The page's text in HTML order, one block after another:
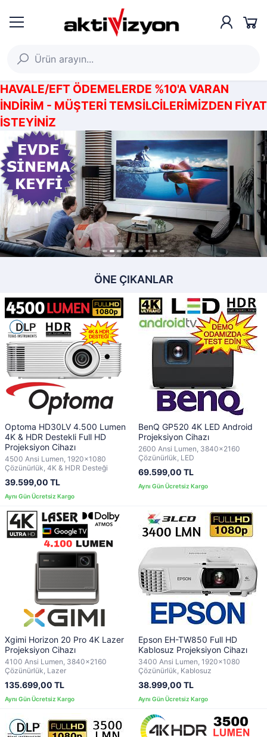
HAVALE/EFT ÖDEMELERDE %10'A VARAN
İNDİRİM - MÜŞTERİ TEMSİLCİLERİMİZDEN FİYAT
İSTEYİNİZ
ÖNE ÇIKANLAR
Optoma HD30LV 4.500 Lumen
4K & HDR Destekli Full HD
Projeksiyon Cihazı
4500 Ansi Lumen, 1920x1080
Çözünürlük, 4K & HDR Desteği
39.599,00 TL
BenQ GP520 4K LED Android
Projeksiyon Cihazı
2600 Ansi Lumen, 3840x2160
Çözünürlük, LED
69.599,00 TL
Xgimi Horizon 20 Pro 4K Lazer
Projeksiyon Cihazı
4100 Ansi Lumen, 3840x2160
Çözünürlük, Lazer
135.699,00 TL
Epson EH-TW850 Full HD
Kablosuz Projeksiyon Cihazı
3400 Ansi Lumen, 1920x1080
Çözünürlük, Kablosuz
38.999,00 TL